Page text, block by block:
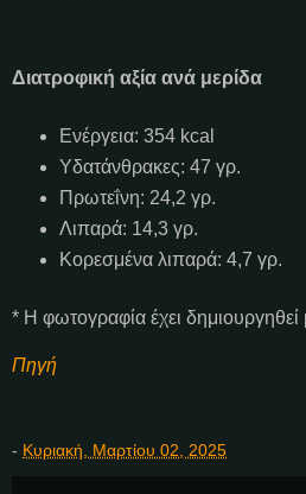
Διατροφική αξία ανά μερίδα
Ενέργεια: 354 kcal
Υδατάνθρακες: 47 γρ.
Πρωτεΐνη: 24,2 γρ.
Λιπαρά: 14,3 γρ.
Κορεσμένα λιπαρά: 4,7 γρ.
* Η φωτογραφία έχει δημιουργηθεί
Πηγή
- Κυριακή, Μαρτίου 02, 2025